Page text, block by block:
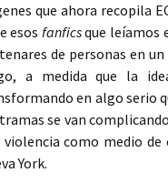
que ahora recopila
esos fanficsque leíamos
de personas en
a medida que la
en algo serio
se van
violencia como medio de
York.